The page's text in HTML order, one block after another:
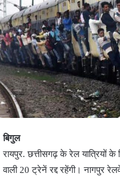
बिगुल
रायपुर. छत्तीसगढ़ के रेल
वाली 20 ट्रेनें रद्द रहेंगी। नागपुर